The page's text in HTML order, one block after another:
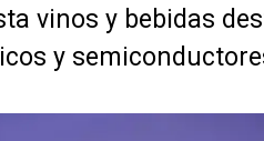
vinos y bebidas
y